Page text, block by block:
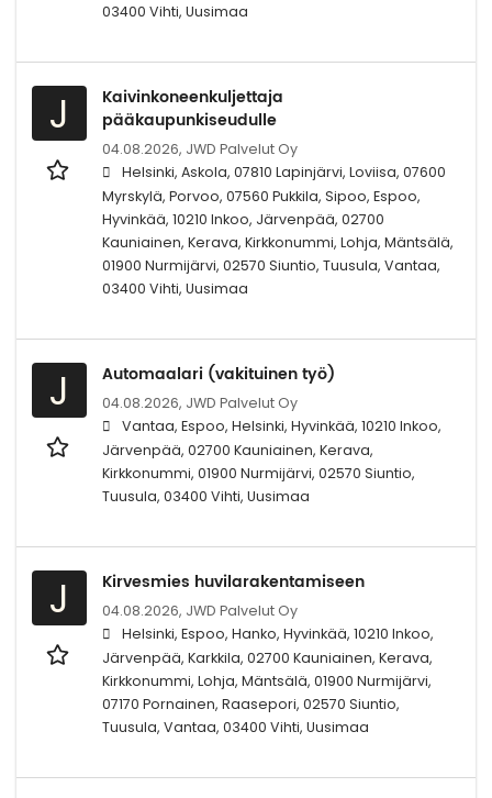
03400 Vihti, Uusimaa
J
Kaivinkoneenkuljettaja
pääkaupunkiseudulle
04.08.2026, JWD Palvelut Oy
Helsinki, Askola, 07810 Lapinjärvi, Loviisa, 07600
Myrskylä, Porvoo, 07560 Pukkila, Sipoo, Espoo,
Hyvinkää, 10210 Inkoo, Järvenpää, 02700
Kauniainen, Kerava, Kirkkonummi, Lohja, Mäntsälä,
01900 Nurmijärvi, 02570 Siuntio, Tuusula, Vantaa,
03400 Vihti, Uusimaa
J Automaalari (vakituinen työ)
04.08.2026, JWD Palvelut Oy
Vantaa, Espoo, Helsinki, Hyvinkää, 10210 Inkoo,
Järvenpää, 02700 Kauniainen, Kerava,
Kirkkonummi, 01900 Nurmijärvi, 02570 Siuntio,
Tuusula, 03400 Vihti, Uusimaa
J Kirvesmies huvilarakentamiseen
04.08.2026, JWD Palvelut Oy
Helsinki, Espoo, Hanko, Hyvinkää, 10210 Inkoo,
Järvenpää, Karkkila, 02700 Kauniainen, Kerava,
Kirkkonummi, Lohja, Mäntsälä, 01900 Nurmijärvi,
07170 Pornainen, Raasepori, 02570 Siuntio,
Tuusula, Vantaa, 03400 Vihti, Uusimaa